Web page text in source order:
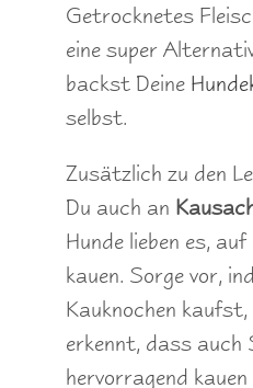
Getrocknetes
eine super
backst Deine
selbst.
Zusätzlich zu den
Du auch an
Hunde lieben es,
kauen. Sorge vor,
Kauknochen kaufst,
erkennt, dass auch
hervorragend kauen